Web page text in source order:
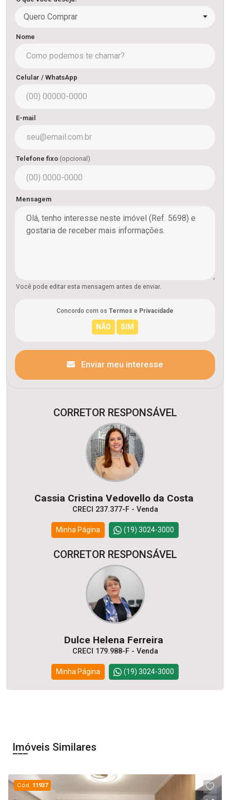
Quero Comprar
Nome
Celular / WhatsApp
E-mail
Telefone fixo (opcional)
Mensagem
Você pode editar esta mensagem antes de enviar.
Concordo com os Termos e Privacidade
Enviar meu interesse
CORRETOR RESPONSÁVEL
Cassia Cristina Vedovello da Costa
CRECI 237.377-F - Venda
Minha Página (19) 3024-3000
CORRETOR RESPONSÁVEL
Dulce Helena Ferreira
CRECI 179.988-F - Venda
Minha Página (19) 3024-3000
Imóveis Similares
Cód. 11937